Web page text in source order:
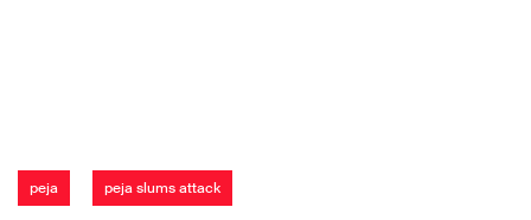
peja peja slums attack